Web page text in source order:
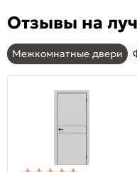
Отзывы на
Межкомнатные двери